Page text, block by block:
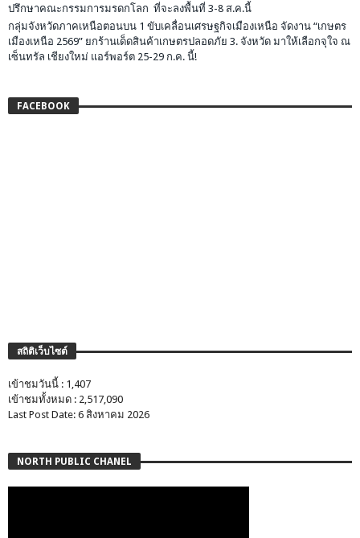
ปรึกษาคณะกรรมการมรดกโลก ที่จะลงพื้นที่ 3-8 ส.ค.นี้
กลุ่มจังหวัดภาคเหนือตอนบน 1 ขับเคลื่อนเศรษฐกิจเมืองเหนือ จัดงาน “เกษตร
เมืองเหนือ 2569” ยกร้านเด็ดสินค้าเกษตรปลอดภัย 3. จังหวัด มาให้เลือกจุใจ ณ
เซ็นทรัล เชียงใหม่ แอร์พอร์ต 25-29 ก.ค. นี้!
FACEBOOK
สถิติเว็บไซต์
เข้าชมวันนี้ : 1,407
เข้าชมทั้งหมด : 2,517,090
Last Post Date: 6 สิงหาคม 2026
NORTH PUBLIC CHANEL